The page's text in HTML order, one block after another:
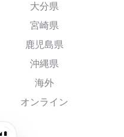
大分県
宮崎県
鹿児島県
沖縄県
海外
オンライン